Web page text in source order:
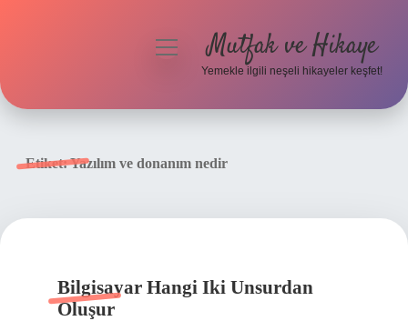
menüyüMutfak ve Hikaye
Yemekle ilgili neşeli hikayeler keşfet!
Etiket:Yazılım ve donanım nedir
Bilgisayar Hangi Iki Unsurdan
Oluşur